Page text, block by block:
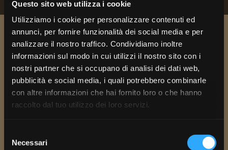
Questo sito web utilizza i cookie
Utilizziamo i cookie per personalizzare contenuti ed
annunci, per fornire funzionalità dei social media e per
analizzare il nostro traffico. Condividiamo inoltre
informazioni sul modo in cui utilizzi il nostro sito con i
nostri partner che si occupano di analisi dei dati web,
pubblicità e social media, i quali potrebbero combinarle
con altre informazioni che hai fornito loro o che hanno
raccolto dal tuo utilizzo dei loro servizi.
delNecessari
Resta aggiornato e iscriviti
alla newsletter.